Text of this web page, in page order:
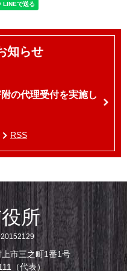
知らせ
の代理受付を実施し
RSS
所
市三之町1番1号
（代表）